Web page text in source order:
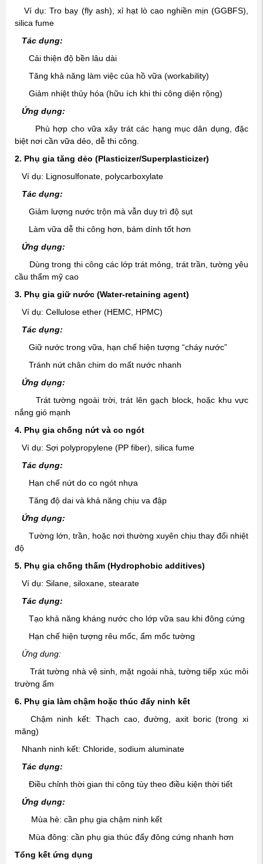
Ví dụ: Tro bay (fly ash), xỉ hạt lò cao nghiền mịn (GGBFS),
silica fume
Tác dụng:
Cải thiện độ bền lâu dài
Tăng khả năng làm việc của hồ vữa (workability)
Giảm nhiệt thủy hóa (hữu ích khi thi công diện rộng)
Ứng dụng:
Phù hợp cho vữa xây trát các hạng mục dân dụng, đặc
biệt nơi cần vữa dẻo, dễ thi công.
2. Phụ gia tăng dẻo (Plasticizer/Superplasticizer)
Ví dụ: Lignosulfonate, polycarboxylate
Tác dụng:
Giảm lượng nước trộn mà vẫn duy trì độ sụt
Làm vữa dễ thi công hơn, bám dính tốt hơn
Ứng dụng:
Dùng trong thi công các lớp trát mỏng, trát trần, tường yêu
cầu thẩm mỹ cao
3. Phụ gia giữ nước (Water-retaining agent)
Ví dụ: Cellulose ether (HEMC, HPMC)
Tác dụng:
Giữ nước trong vữa, hạn chế hiện tượng “cháy nước”
Tránh nứt chân chim do mất nước nhanh
Ứng dụng:
Trát tường ngoài trời, trát lên gạch block, hoặc khu vực
nắng gió mạnh
4. Phụ gia chống nứt và co ngót
Ví dụ: Sợi polypropylene (PP fiber), silica fume
Tác dụng:
Hạn chế nứt do co ngót nhựa
Tăng độ dai và khả năng chịu va đập
Ứng dụng:
Tường lớn, trần, hoặc nơi thường xuyên chịu thay đổi nhiệt
độ
5. Phụ gia chống thấm (Hydrophobic additives)
Ví dụ: Silane, siloxane, stearate
Tác dụng:
Tạo khả năng kháng nước cho lớp vữa sau khi đông cứng
Hạn chế hiện tượng rêu mốc, ẩm mốc tường
Ứng dụng:
Trát tường nhà vệ sinh, mặt ngoài nhà, tường tiếp xúc môi
trường ẩm
6. Phụ gia làm chậm hoặc thúc đẩy ninh kết
Chậm ninh kết: Thạch cao, đường, axit boric (trong xi
măng)
Nhanh ninh kết: Chloride, sodium aluminate
Tác dụng:
Điều chỉnh thời gian thi công tùy theo điều kiện thời tiết
Ứng dụng:
Mùa hè: cần phụ gia chậm ninh kết
Mùa đông: cần phụ gia thúc đẩy đông cứng nhanh hơn
Tổng kết ứng dụng